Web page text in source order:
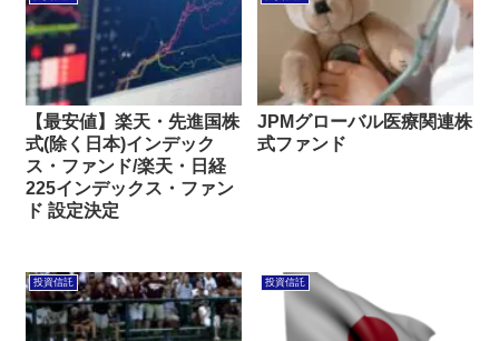
【最安値】楽天・先進国株
式(除く日本)インデック
ス・ファンド/楽天・日経
225インデックス・ファン
ド 設定決定
JPMグローバル医療関連株
式ファンド
投資信託 投資信託